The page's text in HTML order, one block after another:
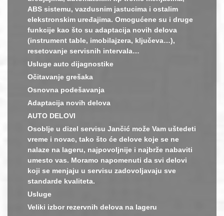
ABS sistemu, vazdusnim jastucima i ostalim
elekstronskim uređajima. Omogućene su i druge
funkcije kao što su adaptacija novih delova
(instrument table, imobilajzera, ključeva…),
resetovanje servisnih intervala…
Usluge auto dijagnostike
Očitavanje grešaka
Osnovna podešavanja
Adaptacija novih delova
AUTO DELOVI
Osoblje u dizel servisu Jančić može Vam uštedeti
vreme i novac, tako što će delove koje se ne
nalaze na lageru, najpovoljnije i najbrže nabaviti
umesto vas. Moramo napomenuti da svi delovi
koji se menjaju u servisu zadovoljavaju sve
standarde kvaliteta.
Usluge
Veliki izbor rezervnih delova na lageru